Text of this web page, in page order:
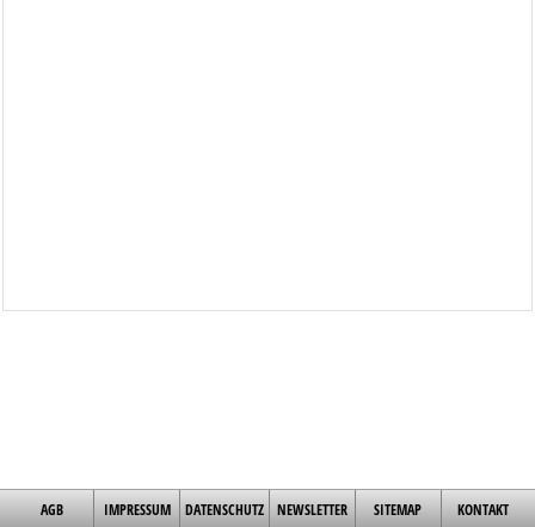
AGB IMPRESSUM DATENSCHUTZ NEWSLETTER SITEMAP KONTAKT